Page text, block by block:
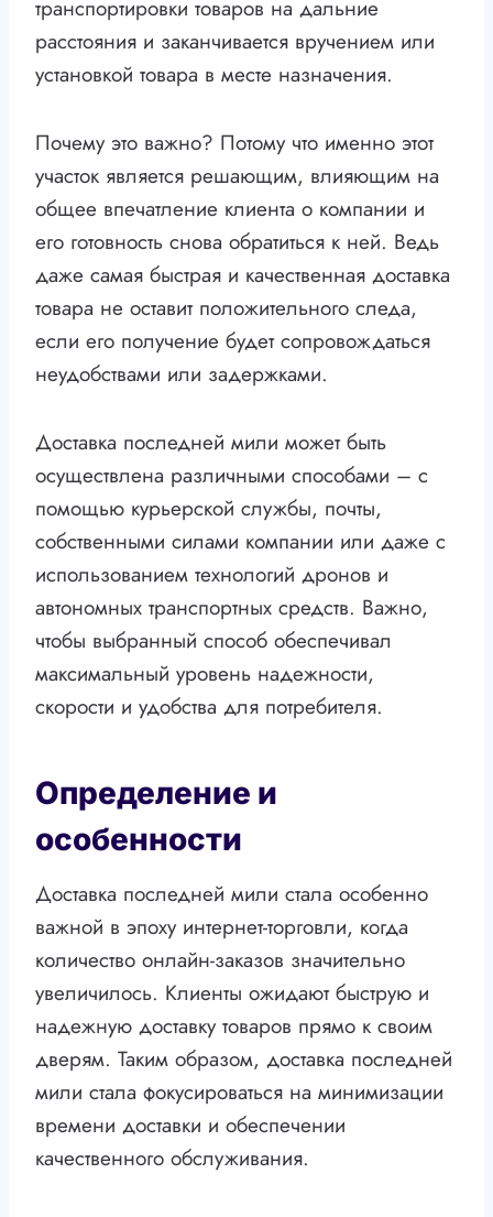
транспортировки товаров на дальние
расстояния и заканчивается вручением или
установкой товара в месте назначения.
Почему это важно? Потому что именно этот
участок является решающим, влияющим на
общее впечатление клиента о компании и
его готовность снова обратиться к ней. Ведь
даже самая быстрая и качественная доставка
товара не оставит положительного следа,
если его получение будет сопровождаться
неудобствами или задержками.
Доставка последней мили может быть
осуществлена различными способами – с
помощью курьерской службы, почты,
собственными силами компании или даже с
использованием технологий дронов и
автономных транспортных средств. Важно,
чтобы выбранный способ обеспечивал
максимальный уровень надежности,
скорости и удобства для потребителя.
Определение и
особенности
Доставка последней мили стала особенно
важной в эпоху интернет-торговли, когда
количество онлайн-заказов значительно
увеличилось. Клиенты ожидают быструю и
надежную доставку товаров прямо к своим
дверям. Таким образом, доставка последней
мили стала фокусироваться на минимизации
времени доставки и обеспечении
качественного обслуживания.